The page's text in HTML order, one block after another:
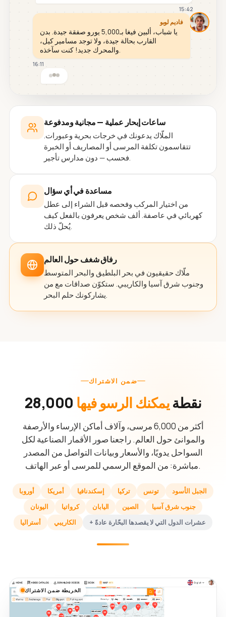
15:42
فاديم لوبو
يا شباب، ألبين فيغا بـ5,000 يورو صفقة جيدة. بدن
القارب بحالة جيدة، ولا توجد مسامير كيل،
والمحرك جديد! كنت سآخذه.
16:11
ساعات إبحار عملية — مجانية ومدفوعة
الملّاك يدعونك في خرجات بحرية وعبورات.
تتقاسمون تكلفة المرسى أو المصاريف أو الخبرة
فحسب — دون مدارس تأجير.
مساعدة في أي سؤال
من اختيار المركب وفحصه قبل الشراء إلى عطل
كهربائي في عاصفة. ألف شخص يعرفون بالفعل كيف
يُحلّ ذلك.
رفاق شغف حول العالم
ملّاك حقيقيون في بحر البلطيق والبحر المتوسط
وجنوب شرق آسيا والكاريبي. ستكوّن صداقات مع من
يشاركونك حلم البحر.
ضمن الاشتراك
28,000 نقطةيمكنك الرسو فيها
أكثر من 6,000 مرسى، وآلاف أماكن الإرساء والأرصفة
والموانئ حول العالم. راجعنا صور الأقمار الصناعية لكل
السواحل يدويًا، والأسعار وبيانات التواصل من المصدر
مباشرة: من الموقع الرسمي للمرسى أو عبر الهاتف.
أوروبا أمريكا إسكندنافيا تركيا تونس
الجبل الأسود
اليونان
كرواتيا اليابان الصين
جنوب شرق آسيا
أستراليا
الكاريبي + عشرات الدول التي لا يقصدها البحّارة عادةً
الخريطة ضمن الاشتراك